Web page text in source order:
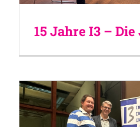
15 Jahre I3 –